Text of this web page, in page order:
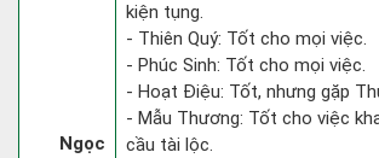
Ngọc
kiện tụng.
- Thiên Quý: Tốt cho mọi việc.
- Phúc Sinh: Tốt cho mọi việc.
- Hoạt Điệu: Tốt, nhưng gặp
- Mẫu Thương: Tốt cho việc
cầu tài lộc.